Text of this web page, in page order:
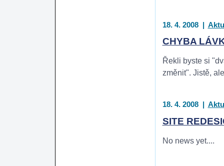
18. 4. 2008|
CHYBA
Řekli byste si
změnit". Jistě,
18. 4. 2008|
SITE
No news yet....